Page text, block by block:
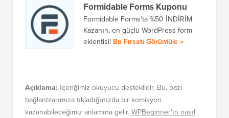
Formidable Forms Kuponu
Formidable Forms'ta %50 İNDİRİM
Kazanın, en güçlü WordPress form
eklentisi! Bu Fırsatı Görüntüle »
Açıklama: İçeriğimiz okuyucu desteklidir. Bu, bazı
bağlantılarımıza tıkladığınızda bir komisyon
kazanabileceğimiz anlamına gelir.WPBeginner'ın nasıl